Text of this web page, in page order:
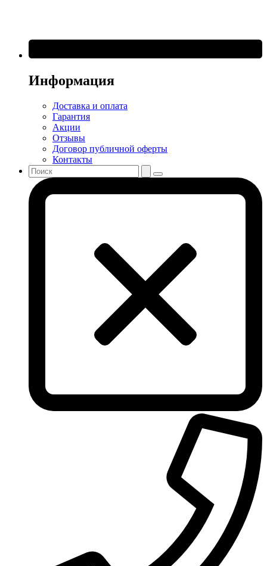
Информация
Доставка и оплата
Гарантия
Акции
Отзывы
Договор публичной оферты
Контакты